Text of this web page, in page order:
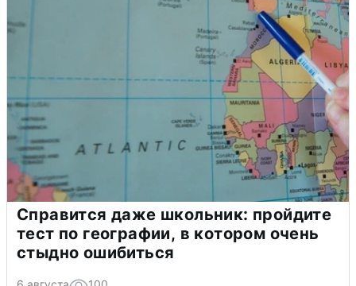
Справится даже школьник: пройдите
тест по географии, в котором очень
стыдно ошибиться